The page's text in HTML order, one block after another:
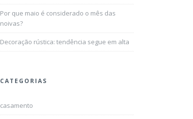
Por que maio é considerado o mês das
noivas?
Decoração rústica: tendência segue em alta
CATEGORIAS
casamento